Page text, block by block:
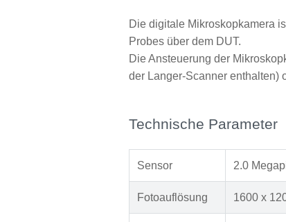
Die digitale Mikroskopkamera
Probes über dem DUT.
Die Ansteuerung der
der Langer-Scanner enthalten)
Technische Parameter
Sensor 2.0
Fotoauflösung 1600 x